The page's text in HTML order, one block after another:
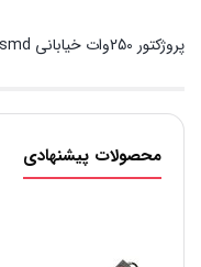
پروژکتور 250وات خیابانی smdدارای ضمانت 12ماهه
محصولات پیشنهادی